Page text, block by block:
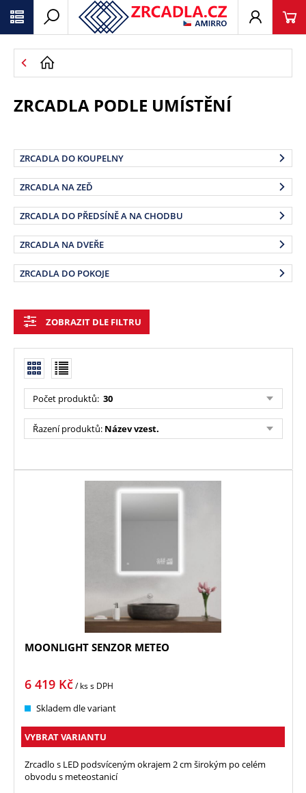
ZRCADLA PODLE UMÍSTĚNÍ
ZRCADLA DO KOUPELNY
ZRCADLA NA ZEĎ
ZRCADLA DO PŘEDSÍNĚ A NA CHODBU
ZRCADLA NA DVEŘE
ZRCADLA DO POKOJE
ZOBRAZIT DLE FILTRU
Počet produktů: 30
Řazení produktů: Název vzest.
MOONLIGHT SENZOR METEO
6 419 Kč/ kss DPH
Skladem dle variant
VYBRAT VARIANTU
Zrcadlo s LED podsvíceným okrajem 2 cm širokým po celém
obvodu s meteostanicí